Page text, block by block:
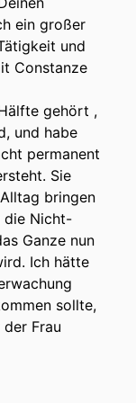
zwanzig-
ein großer
und
Constanze
gehört ,
und habe
permanent
Sie
bringen
die Nicht-
Ganze nun
Ich hätte
sollte,
Frau